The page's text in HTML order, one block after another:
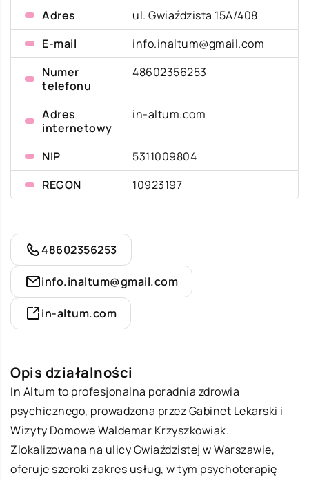
Adres
ul. Gwiaździsta 15A/408
E-mail
info.inaltum@gmail.com
Numer
telefonu
48602356253
Adres
internetowy
in-altum.com
NIP
5311009804
REGON
10923197
48602356253
info.inaltum@gmail.com
in-altum.com
Opis działalności
In Altum to profesjonalna poradnia zdrowia
psychicznego, prowadzona przez Gabinet Lekarski i
Wizyty Domowe Waldemar Krzyszkowiak.
Zlokalizowana na ulicy Gwiaździstej w Warszawie,
oferuje szeroki zakres usług, w tym psychoterapię